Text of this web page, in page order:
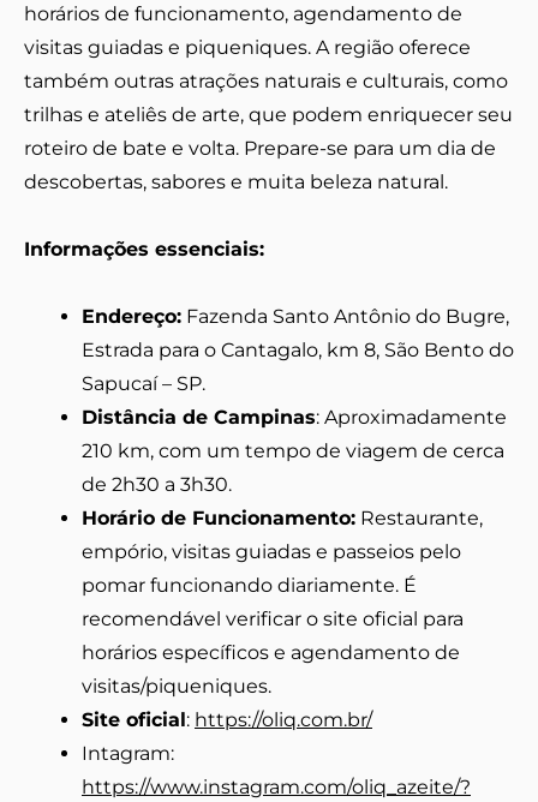
horários de funcionamento, agendamento de
visitas guiadas e piqueniques. A região oferece
também outras atrações naturais e culturais, como
trilhas e ateliês de arte, que podem enriquecer seu
roteiro de bate e volta. Prepare-se para um dia de
descobertas, sabores e muita beleza natural.
Informações essenciais:
Endereço: Fazenda Santo Antônio do Bugre,
Estrada para o Cantagalo, km 8, São Bento do
Sapucaí – SP.
Distância de Campinas: Aproximadamente
210 km, com um tempo de viagem de cerca
de 2h30 a 3h30.
Horário de Funcionamento: Restaurante,
empório, visitas guiadas e passeios pelo
pomar funcionando diariamente. É
recomendável verificar o site oficial para
horários específicos e agendamento de
visitas/piqueniques.
Site oficial: https://oliq.com.br/
Intagram:
https://www.instagram.com/oliq_azeite/?